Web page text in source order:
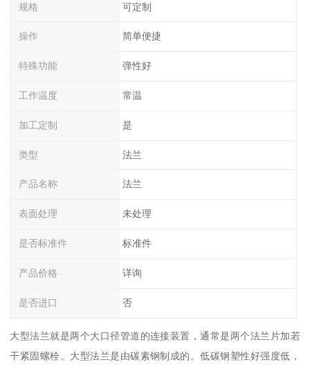
规格 可定制
操作 简单便捷
特殊功能 弹性好
工作温度 常温
加工定制 是
类型 法兰
产品名称 法兰
表面处理 未处理
是否标准件 标准件
产品价格 详询
是否进口 否
大型法兰就是两个大口径管道的连接装置，通常是两个法兰片加若
干紧固螺栓。大型法兰是由碳素钢制成的。低碳钢塑性好强度低，